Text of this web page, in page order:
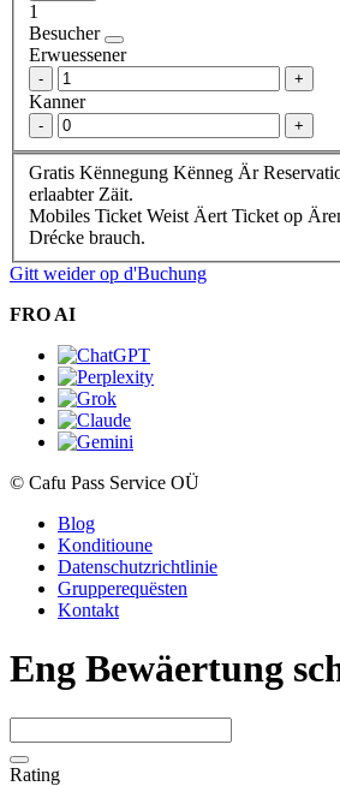
1
Besucher
Erwuessener
- +
Kanner
- +
Gratis Kënnegung Kënneg Är
erlaabter Zäit.
Mobiles Ticket Weist Äert Ticket op
Drécke brauch.
Gitt weider op d'Buchung
FRO AI
© Cafu Pass Service OÜ
Blog
Konditioune
Datenschutzrichtlinie
Grupperequësten
Kontakt
Eng Bewäertung
Rating